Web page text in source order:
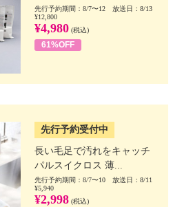
先行予約期間：8/7〜12 放送日：8/13
¥12,800
¥4,980 (税込)
61%OFF
先行予約受付中
長い毛足で汚れをキャッチ
パルスイクロス 薄...
先行予約期間：8/7〜10 放送日：8/11
¥5,940
¥2,998 (税込)